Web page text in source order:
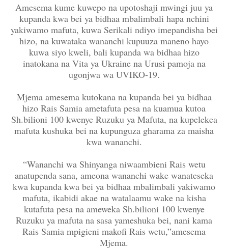
Amesema kume kuwepo na upotoshaji mwingi juu ya
kupanda kwa bei ya bidhaa mbalimbali hapa nchini
yakiwamo mafuta, kuwa Serikali ndiyo imepandisha bei
hizo, na kuwataka wananchi kupuuza maneno hayo
kuwa siyo kweli, bali kupanda wa bidhaa hizo
inatokana na Vita ya Ukraine na Urusi pamoja na
ugonjwa wa UVIKO-19.
Mjema amesema kutokana na kupanda bei ya bidhaa
hizo Rais Samia ametafuta pesa na kuamua kutoa
Sh.bilioni 100 kwenye Ruzuku ya Mafuta, na kupelekea
mafuta kushuka bei na kupunguza gharama za maisha
kwa wananchi.
“Wananchi wa Shinyanga niwaambieni Rais wetu
anatupenda sana, ameona wananchi wake wanateseka
kwa kupanda kwa bei ya bidhaa mbalimbali yakiwamo
mafuta, ikabidi akae na watalaamu wake na kisha
kutafuta pesa na ameweka Sh.bilioni 100 kwenye
Ruzuku ya mafuta na sasa yameshuka bei, nani kama
Rais Samia mpigieni makofi Rais wetu,”amesema
Mjema.